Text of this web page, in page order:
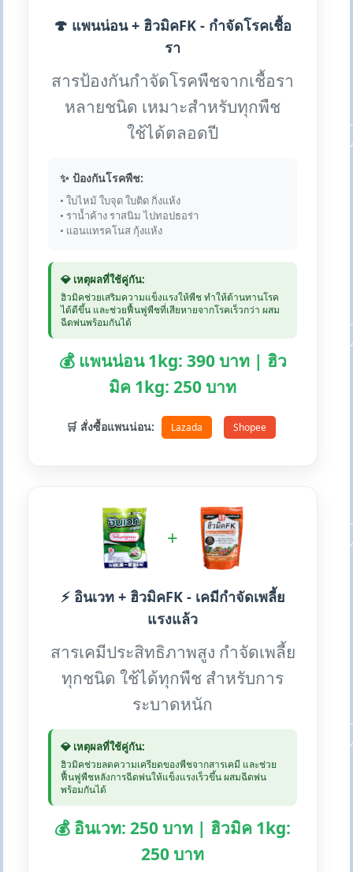
🍄 แพนน่อน + ฮิวมิคFK - กำจัดโรคเชื้อ
รา
สารป้องกันกำจัดโรคพืชจากเชื้อรา
หลายชนิด เหมาะสำหรับทุกพืช
ใช้ได้ตลอดปี
✨ ป้องกันโรคพืช:
• ใบไหม้ ใบจุด ใบติด กิ่งแห้ง
• ราน้ำค้าง ราสนิม ไปทอปธอร่า
• แอนแทรคโนส กุ้งแห้ง
💎 เหตุผลที่ใช้คู่กัน:
ฮิวมิคช่วยเสริมความแข็งแรงให้พืช ทำให้ต้านทานโรค
ได้ดีขึ้น และช่วยฟื้นฟูพืชที่เสียหายจากโรคเร็วกว่า ผสม
ฉีดพ่นพร้อมกันได้
💰 แพนน่อน 1kg: 390 บาท | ฮิว
มิค 1kg: 250 บาท
🛒 สั่งซื้อแพนน่อน: Lazada Shopee
+
⚡ อินเวท + ฮิวมิคFK - เคมีกำจัดเพลี้ย
แรงแล้ว
สารเคมีประสิทธิภาพสูง กำจัดเพลี้ย
ทุกชนิด ใช้ได้ทุกพืช สำหรับการ
ระบาดหนัก
💎 เหตุผลที่ใช้คู่กัน:
ฮิวมิคช่วยลดความเครียดของพืชจากสารเคมี และช่วย
ฟื้นฟูพืชหลังการฉีดพ่นให้แข็งแรงเร็วขึ้น ผสมฉีดพ่น
พร้อมกันได้
💰 อินเวท: 250 บาท | ฮิวมิค 1kg:
250 บาท